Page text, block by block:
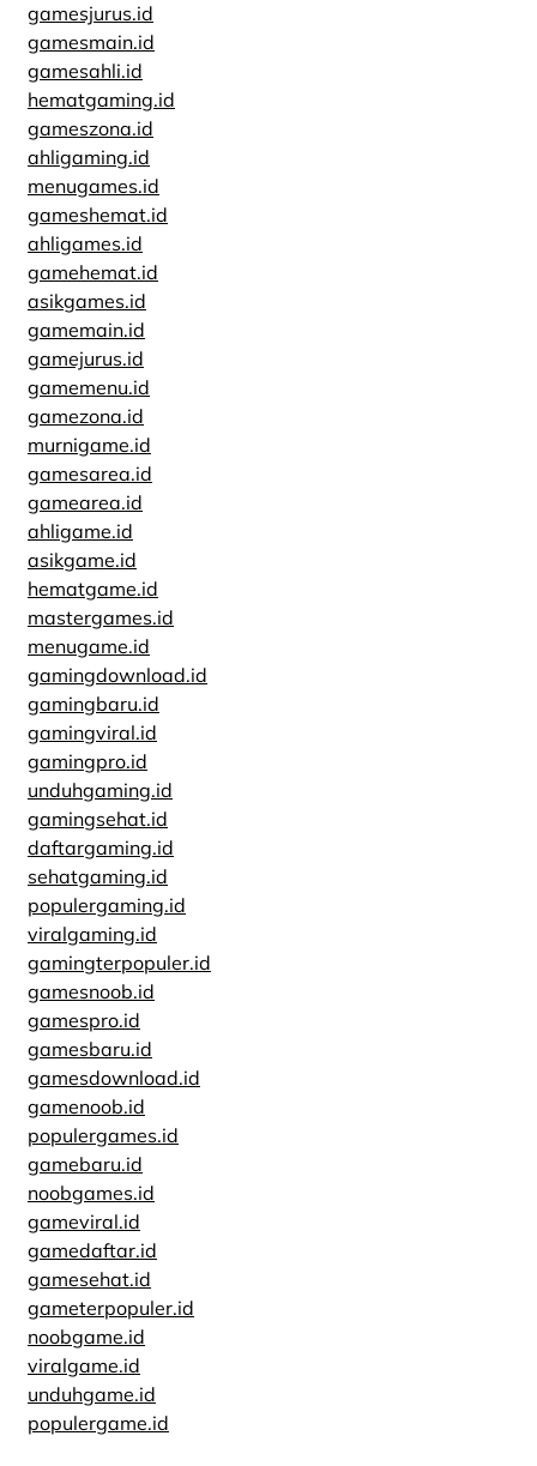
gamesjurus.id
gamesmain.id
gamesahli.id
hematgaming.id
gameszona.id
ahligaming.id
menugames.id
gameshemat.id
ahligames.id
gamehemat.id
asikgames.id
gamemain.id
gamejurus.id
gamemenu.id
gamezona.id
murnigame.id
gamesarea.id
gamearea.id
ahligame.id
asikgame.id
hematgame.id
mastergames.id
menugame.id
gamingdownload.id
gamingbaru.id
gamingviral.id
gamingpro.id
unduhgaming.id
gamingsehat.id
daftargaming.id
sehatgaming.id
populergaming.id
viralgaming.id
gamingterpopuler.id
gamesnoob.id
gamespro.id
gamesbaru.id
gamesdownload.id
gamenoob.id
populergames.id
gamebaru.id
noobgames.id
gameviral.id
gamedaftar.id
gamesehat.id
gameterpopuler.id
noobgame.id
viralgame.id
unduhgame.id
populergame.id